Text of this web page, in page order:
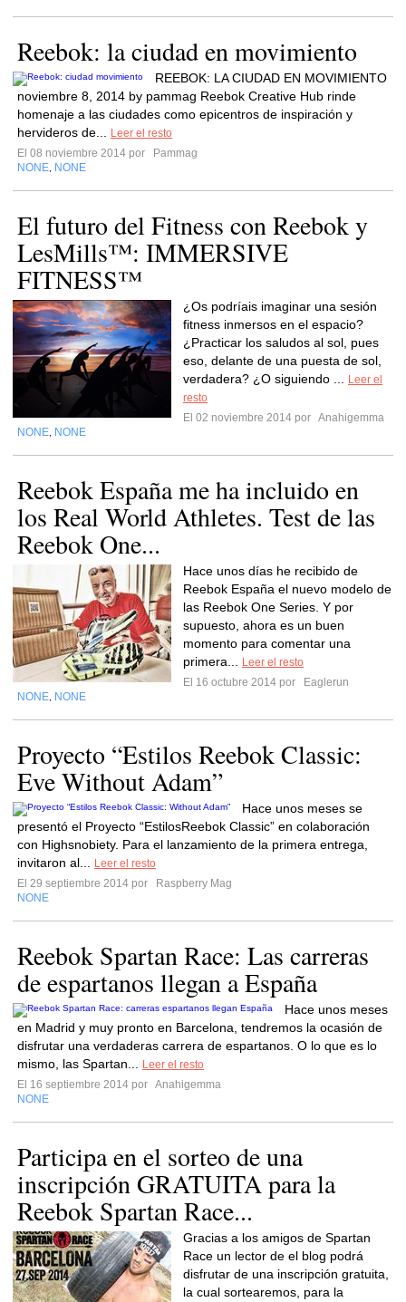
Reebok: la ciudad en movimiento
REEBOK: LA CIUDAD EN MOVIMIENTO
noviembre 8, 2014 by pammag Reebok Creative Hub rinde
homenaje a las ciudades como epicentros de inspiración y
hervideros de...
Leer el resto
El 08 noviembre 2014 por
Pammag
NONE NONE
El futuro del Fitness con Reebok y
LesMills™: IMMERSIVE
FITNESS™
¿Os podríais imaginar una sesión
fitness inmersos en el espacio?
¿Practicar los saludos al sol, pues
eso, delante de una puesta de sol,
verdadera? ¿O siguiendo ...
Leer el
resto
El 02 noviembre 2014 por Anahigemma
NONE NONE
Reebok España me ha incluido en
los Real World Athletes. Test de las
Reebok One...
Hace unos días he recibido de
Reebok España el nuevo modelo de
las Reebok One Series. Y por
supuesto, ahora es un buen
momento para comentar una
primera...
Leer el resto
El 16 octubre 2014 por
Eaglerun
NONE NONE
Proyecto “Estilos Reebok Classic:
Eve Without Adam”
Hace unos meses se
presentó el Proyecto “EstilosReebok Classic” en colaboración
con Highsnobiety. Para el lanzamiento de la primera entrega,
invitaron al...
Leer el resto
El 29 septiembre 2014 por
Raspberry Mag
NONE
Reebok Spartan Race: Las carreras
de espartanos llegan a España
Hace unos meses
en Madrid y muy pronto en Barcelona, tendremos la ocasión de
disfrutar una verdaderas carrera de espartanos. O lo que es lo
mismo, las Spartan...
Leer el resto
El 16 septiembre 2014 por Anahigemma
NONE
Participa en el sorteo de una
inscripción GRATUITA para la
Reebok Spartan Race...
Gracias a los amigos de Spartan
Race un lector de el blog podrá
disfrutar de una inscripción gratuita,
la cual sortearemos, para la